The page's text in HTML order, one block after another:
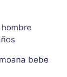
bebe